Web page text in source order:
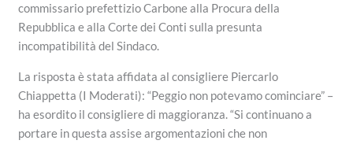
commissario prefettizio Carbone alla Procura della
Repubblica e alla Corte dei Conti sulla presunta
incompatibilità del Sindaco.
La risposta è stata affidata al consigliere Piercarlo
Chiappetta (I Moderati): “Peggio non potevamo cominciare” –
ha esordito il consigliere di maggioranza. “Si continuano a
portare in questa assise argomentazioni che non